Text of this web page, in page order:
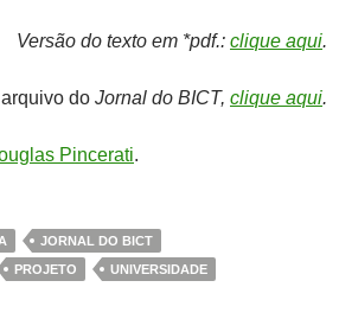
Versão do texto em *pdf.: clique aqui.
do Jornal do BICT, clique aqui.
Pincerati.
JORNAL DO BICT
PROJETO UNIVERSIDADE